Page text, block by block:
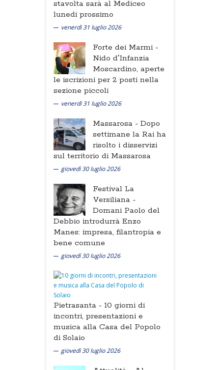
stavolta sarà al Mediceo
lunedi prossimo
venerdì 31 luglio 2026
Forte dei Marmi -
Nido d'Infanzia
Moscardino, aperte
le iscrizioni per 2 posti nella
sezione piccoli
venerdì 31 luglio 2026
Massarosa - Dopo
settimane la Rai ha
risolto i disservizi
sul territorio di Massarosa
giovedì 30 luglio 2026
Festival La
Versiliana -
Domani Paolo del
Debbio introdurrà Enzo
Manes: impresa, filantropia e
bene comune
giovedì 30 luglio 2026
Pietrasanta - 10 giorni di
incontri, presentazioni e
musica alla Casa del Popolo
di Solaio
giovedì 30 luglio 2026